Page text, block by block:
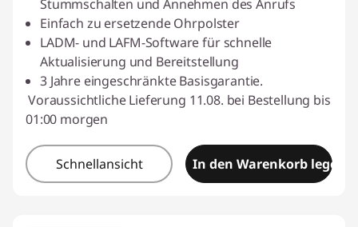
Stummschalten und Annehmen des Anrufs
Einfach zu ersetzende Ohrpolster
LADM- und LAFM-Software für schnelle
Aktualisierung und Bereitstellung
3 Jahre eingeschränkte Basisgarantie.
Voraussichtliche Lieferung 11.08. bei Bestellung bis
01:00 morgen
Schnellansicht In den Warenkorb legen